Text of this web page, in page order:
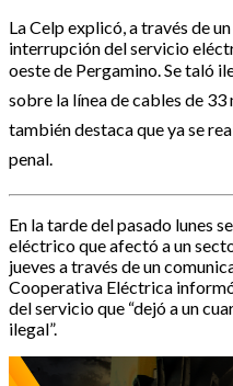
La Celp explicó, a través de
interrupción del servicio
oeste de Pergamino. Se taló
sobre la línea de cables de 33
también destaca que ya se
penal.
En la tarde del pasado lunes
eléctrico que afectó a un
jueves a través de un
Cooperativa Eléctrica
del servicio que “dejó a un
ilegal”.